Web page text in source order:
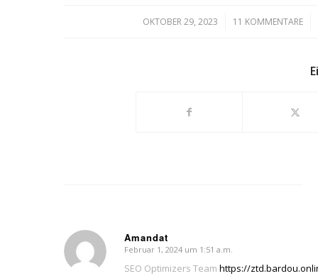
OKTOBER 29, 2023
/ 11 KOMMENTARE
/
Amandat
sagte:
Februar 1, 2024 um 1:51 a.m.
SEO Optimizers Team https://